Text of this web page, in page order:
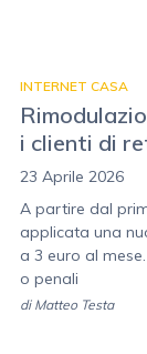
INTERNET CASA
i clienti di
23 Aprile 2026
A partire dal
applicata una
a 3 euro al
o penali
di Matteo Testa